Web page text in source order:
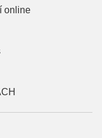
online